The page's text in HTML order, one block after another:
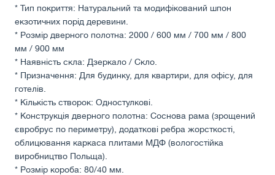
* Тип покриття: Натуральний та модифікований шпон
екзотичних порід деревини.
* Розмір дверного полотна: 2000 / 600 мм / 700 мм / 800
мм / 900 мм
* Наявність скла: Дзеркало / Скло.
* Призначення: Для будинку, для квартири, для офісу, для
готелів.
* Кількість створок: Одностулкові.
* Конструкція дверного полотна: Соснова рама (зрощений
євробрус по периметру), додаткові ребра жорсткості,
облицювання каркаса плитами МДФ (вологостійка
виробництво Польща).
* Розмір короба: 80/40 мм.